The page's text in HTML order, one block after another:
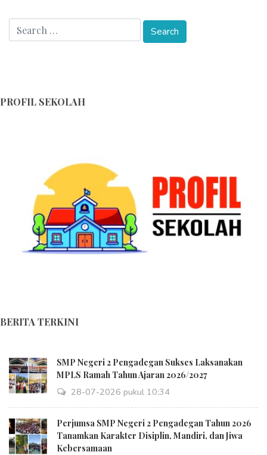
PROFIL SEKOLAH
BERITA TERKINI
SMP Negeri 2 Pengadegan Sukses Laksanakan
MPLS Ramah Tahun Ajaran 2026/2027
28-07-2026 pukul 10:34
Perjumsa SMP Negeri 2 Pengadegan Tahun 2026
Tanamkan Karakter Disiplin, Mandiri, dan Jiwa
Kebersamaan